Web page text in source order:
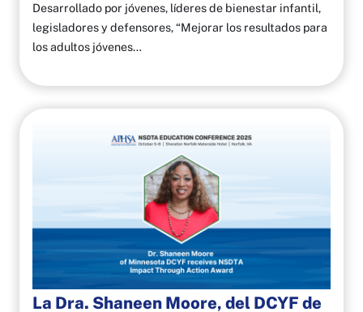
Desarrollado por jóvenes, líderes de bienestar infantil,
legisladores y defensores, “Mejorar los resultados para
los adultos jóvenes…
La Dra. Shaneen Moore, del DCYF de